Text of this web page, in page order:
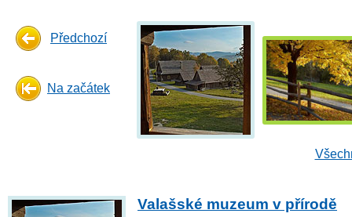
Předchozí
Na začátek
Valašské muzeum v přírodě